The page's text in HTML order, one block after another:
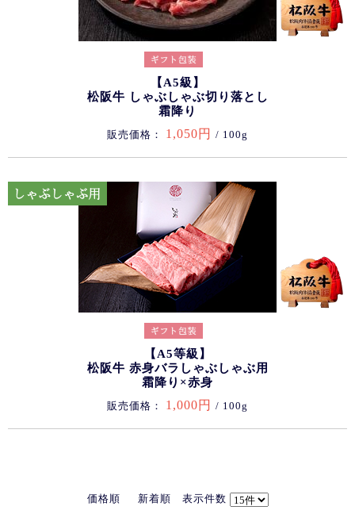
【A5級】
松阪牛 しゃぶしゃぶ切り落とし
霜降り
販売価格： 1,050円 / 100g
【A5等級】
松阪牛 赤身バラしゃぶしゃぶ用
霜降り×赤身
販売価格： 1,000円 / 100g
価格順 新着順 表示件数